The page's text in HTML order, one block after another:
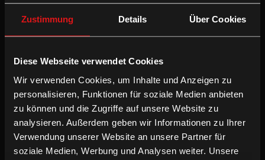
Zustimmung Details Über Cookies
Diese Webseite verwendet Cookies
Wir verwenden Cookies, um Inhalte und Anzeigen zu
personalisieren, Funktionen für soziale Medien anbieten
zu können und die Zugriffe auf unsere Website zu
analysieren. Außerdem geben wir Informationen zu Ihrer
Verwendung unserer Website an unsere Partner für
soziale Medien, Werbung und Analysen weiter. Unsere
Regie:Angela Christlieb
Drehbuch:Angela Christlieb
Besetzung:Agnes Husslein-Arco, Tom Sachs, Liam Gillick,
Musik:XTMPLX, Japanther, Philipp Quehenberger, Maehl
Schuyler, Psychic TV, Tankris, Blueblut, Trafo
Mehrsprachige OV mit enUT
Dokumentarfilm/Englische UT